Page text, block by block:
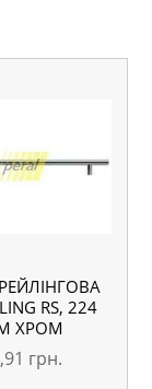
RS, 224
ХРОМ
грн.